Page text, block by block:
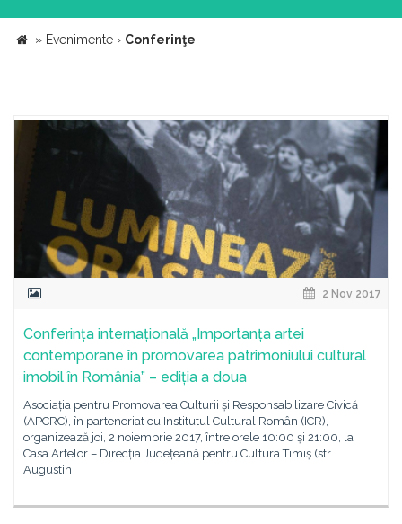
» Evenimente › Conferinţe
2 Nov 2017
Conferința internațională „Importanța artei
contemporane în promovarea patrimoniului cultural
imobil în România” – ediția a doua
Asociația pentru Promovarea Culturii și Responsabilizare Civică
(APCRC), în parteneriat cu Institutul Cultural Român (ICR),
organizează joi, 2 noiembrie 2017, între orele 10:00 și 21:00, la
Casa Artelor – Direcția Județeană pentru Cultura Timiș (str.
Augustin